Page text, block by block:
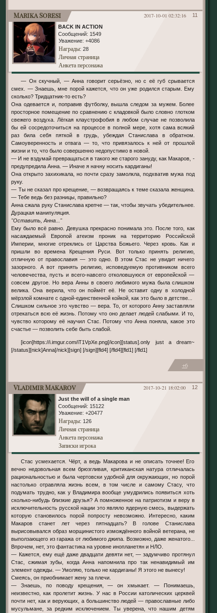
11
2017-10-01 02:32:16
Marika Soresi
BACK IN ACTION
Сообщений: 1549
Уважение: +4086
Награды: 28
Личная страница
Анкета персонажа
— Он скучный, — Анна говорит серьёзно, но с её губ срывается
смех. — Знаешь, мне порой кажется, что он уже родился старым. Ему
сколько? Тридцатник-то есть?
Она одевается и, поправив футболку, вышла следом за мужем. Более
просторное помещение по сравнению с кладовкой было словно глотком
свежего воздуха. Лёгкая клаустрофобия в любом случае не позволила
бы ей сосредоточиться на процессе в полной мере, хотя сама всякий
раз била себя пяткой в грудь, убеждая Станислава в обратном.
Самоуверенность и отвага — то, что привязалось к ней от прошлой
жизни и то, что было совершенно недопустимо в новой.
— И не вздумай превращаться в такого же старого зануду, как Макаров, -
предупредила Анна. — Иначе я начну носить кардиганы!
Она открыто захихикала, но почти сразу замолкла, подхватив мужа под
руку.
— Ты не сказал про крещение, — возвращаясь к теме сказала женщина.
— Тебе ведь без разницы, правильно?
Анна сжала руку Станислава крепче — так, чтобы звучать убедительнее.
Дурацкая манипуляция.
"Оставить, Анна..."
Ему было всё равно. Девушка прекрасно понимала это. После того, как
насаждаемый Европой атеизм проник на территорию Российской
Империи, многие отреклись от Царства Божьего. Через кровь. Как и
пришли во времена Крещения Руси. Вот только принять религию,
отличную от православия — это одно. В этом Стас не увидит ничего
зазорного. А вот принять религию, исповедуемую противником всего
человечества, пусть и всего-навсего отколовшуюся от европейской —
совсем другое. Но вера Анны в своего любимого мужа была слишком
велика. Она верила, что он поймёт её. Не оставит одну в холодной
мёрзлой комнате с одной-единственной койкой, как это было в детстве...
Слишком сильное это чувство — вера. То, от которого Анну заставляли
отрекаться всю её жизнь. Потому что оно делает людей слабыми. И то,
чувство которому её научил Стас. Потому что Анна поняла, какое это
счастье — позволить себе быть слабой.
[icon]https://i.imgur.com/iT1VpXe.png[/icon][status].only just a dream~
[/status][nick]Anna[/nick][sign] [/sign][fld4] [/fld4][fld1] [/fld1]
+6
12
2017-10-21 18:02:00
Vladimir Makarov
Just the will of a single man
Сообщений: 15122
Уважение: +20477
Награды: 126
Личная страница
Анкета персонажа
Записки игрока
Стас усмехается. Чёрт, а ведь Макарова и не описать точнее! Его
вечно недовольная всем брюзгливая, критиканская натура отличалась
рациональностью и была чертовски удобной для окружающих, но порой
настолько отравляла жизнь всем, в том числе и самому Стасу, что
подумать трудно, как у Владимира вообще умудрились появиться хоть
сколько-нибудь близкие друзья? А помноженное на патриотизм и веру в
исключительность русской нации это являло ядерную смесь, выдержать
которую становилось порой попросту невозможно. Интересно, каким
Макаров станет лет через пятнадцать? В голове Станислава
вырисовывался образ морщинистого измождённого войной ветерана, не
выползающего из гаража от любимого джипа. Возможно, даже женатого...
Впрочем, нет, это фантастика на уровне инопланетян и НЛО.
— Кажется, ему ещё даже двадцати девяти нет, — задумчиво протянул
Стас, сжимая зубы, когда Анна напомнила про так ненавидимый им
элемент одежды. — Умоляю, только не кардиганы! Я этого не вынесу!
Смеясь, он приобнимает жену за плечи.
— Знаешь, по поводу крещения, — он хмыкает. — Понимаешь,
неизвестно, как пролетит жизнь. У нас в России католических церквей
почти нет, как и верующих, а большинство людей — православные либо
мусульмане, за редким исключением. Ты уверена, что нашим детям